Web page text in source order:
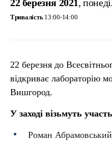
22 березня 2021,
Тривалість13:00-14:00
22 березня до
відкриває лабораторію
Вишгород.
У заході візьмуть
Роман